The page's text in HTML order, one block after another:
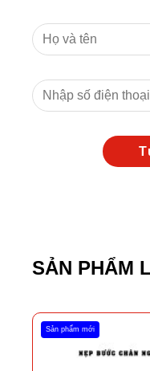
SẢN PHẨM
Sản phẩm mới